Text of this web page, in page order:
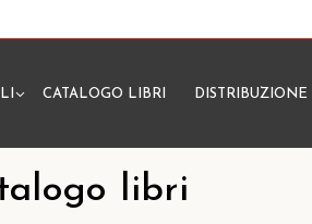
CATALOGO LIBRI DISTRIBUZIONE
libri